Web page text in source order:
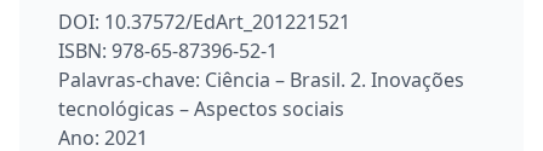
DOI: 10.37572/EdArt_201221521
ISBN: 978-65-87396-52-1
Palavras-chave: Ciência – Brasil. 2. Inovações
tecnológicas – Aspectos sociais
Ano: 2021